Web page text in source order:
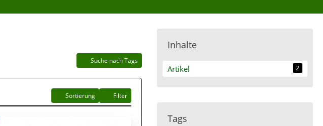
Suche nach Tags
Sortierung Filter
Inhalte
Artikel 2
Tags